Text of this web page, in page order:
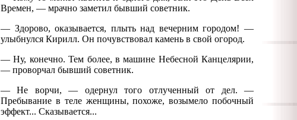
Времен, — мрачно заметил бывший советник.
— Здорово, оказывается, плыть над вечерним городом! —
улыбнулся Кирилл. Он почувствовал камень в свой огород.
— Ну, конечно. Тем более, в машине Небесной Канцелярии,
— проворчал бывший советник.
— Не ворчи, — одернул того отлученный от дел. —
Пребывание в теле женщины, похоже, возымело побочный
эффект... Сказывается...